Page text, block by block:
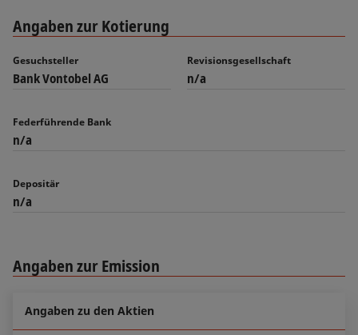
Angaben zur Kotierung
Gesuchsteller
Bank Vontobel AG
Revisionsgesellschaft
n/a
Federführende Bank
n/a
Depositär
n/a
Angaben zur Emission
Angaben zu den Aktien